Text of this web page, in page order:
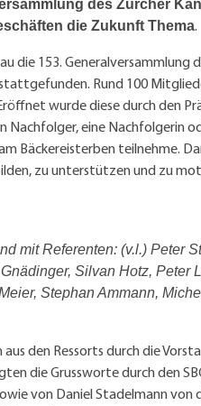
des Zürcher
die Zukunft Thema.
die 153. Generalversammlung
Rund 100
wurde diese durch den
Nachfolger, eine Nachfolgerin
Bäckereisterben teilnehme.
zu unterstützen und zu
mit Referenten: (v.l.) Peter
Silvan Hotz, Peter
Stephan Ammann,
aus den Ressorts durch die
die Grussworte durch den
von Daniel Stadelmann von